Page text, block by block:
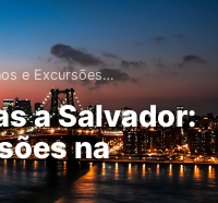
e Excursões…
a Salvador:
na